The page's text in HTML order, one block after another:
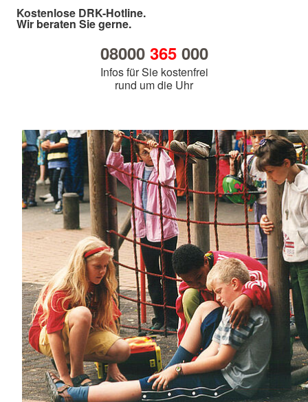
Kostenlose DRK-Hotline.
Wir beraten Sie gerne.
08000 365000
Infos für Sie kostenfrei
rund um die Uhr